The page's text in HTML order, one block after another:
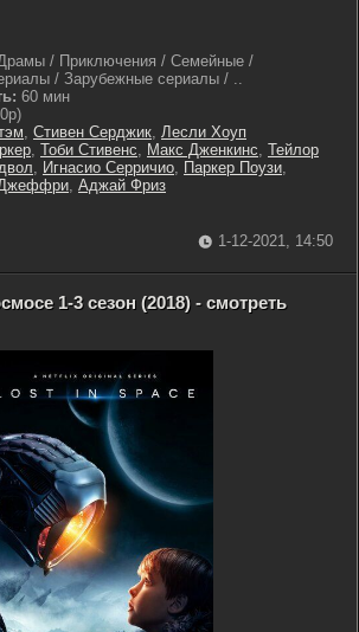
/ Приключения / Семейные /
/ Зарубежные сериалы / ..
60 мин
, Стивен Серджик, Лесли Хоуп
, Тоби Стивенс, Макс Дженкинс, Тейлор
, Игнасио Серричио, Паркер Поузи,
, Аджай Фриз
1-12-2021, 14:50
1-3 сезон (2018) - смотреть